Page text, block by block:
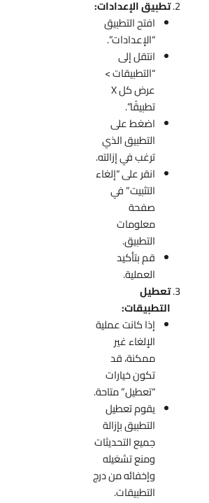
تطبيق الإعدادات:
افتح التطبيق
“الإعدادات”.
انتقل إلى
“التطبيقات >
عرض كل X
اضغط على
التطبيق الذي
ترغب في إزالته.
انقر على “إلغاء
التثبيت” في
معلومات
التطبيق.
قم بتأكيد
العملية.
تعطيل
التطبيقات:
إذا كانت عملية
الإلغاء غير
ممكنة، قد
تكون خيارات
“تعطيل” متاحة.
يقوم تعطيل
التطبيق بإزالة
جميع التحديثات
ومنع تشغيله
وإخفائه من درج
التطبيقات.